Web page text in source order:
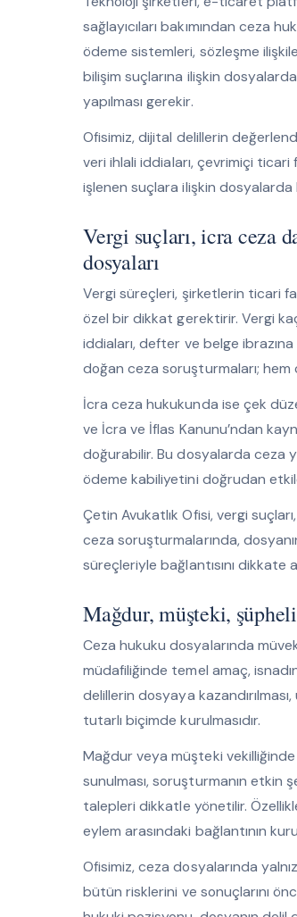
sağlayıcıları bakımından ceza
ödeme sistemleri, sözleşme
bilişim suçlarına ilişkin
yapılması gerekir.
Ofisimiz, dijital delillerin
veri ihlali iddiaları, çevrimiçi
işlenen suçlara ilişkin dosyalarda
Vergi suçları, icra ceza
dosyaları
Vergi süreçleri, şirketlerin ticari
özel bir dikkat gerektirir. Vergi
iddiaları, defter ve belge
doğan ceza soruşturmaları;
İcra ceza hukukunda ise çek
ve İcra ve İflas Kanunu’ndan
doğurabilir. Bu dosyalarda ceza
ödeme kabiliyetini doğrudan
Çetin Avukatlık Ofisi, vergi
ceza soruşturmalarında,
süreçleriyle bağlantısını dikkate
Mağdur, müşteki,
Ceza hukuku dosyalarında
müdafiliğinde temel amaç,
delillerin dosyaya
tutarlı biçimde kurulmasıdır.
Mağdur veya müşteki vekilliğinde
sunulması, soruşturmanın etkin
talepleri dikkatle yönetilir.
eylem arasındaki bağlantının
Ofisimiz, ceza dosyalarında
bütün risklerini ve sonuçlarını